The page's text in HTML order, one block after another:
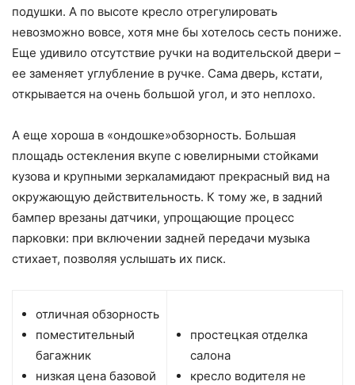
подушки. А по высоте кресло отрегулировать
невозможно вовсе, хотя мне бы хотелось сесть пониже.
Еще удивило отсутствие ручки на водительской двери –
ее заменяет углубление в ручке. Сама дверь, кстати,
открывается на очень большой угол, и это неплохо.
А еще хороша в «ондошке»обзорность. Большая
площадь остекления вкупе с ювелирными стойками
кузова и крупными зеркаламидают прекрасный вид на
окружающую действительность. К тому же, в задний
бампер врезаны датчики, упрощающие процесс
парковки: при включении задней передачи музыка
стихает, позволяя услышать их писк.
отличная обзорность
поместительный
багажник
низкая цена базовой
простецкая отделка
салона
кресло водителя не